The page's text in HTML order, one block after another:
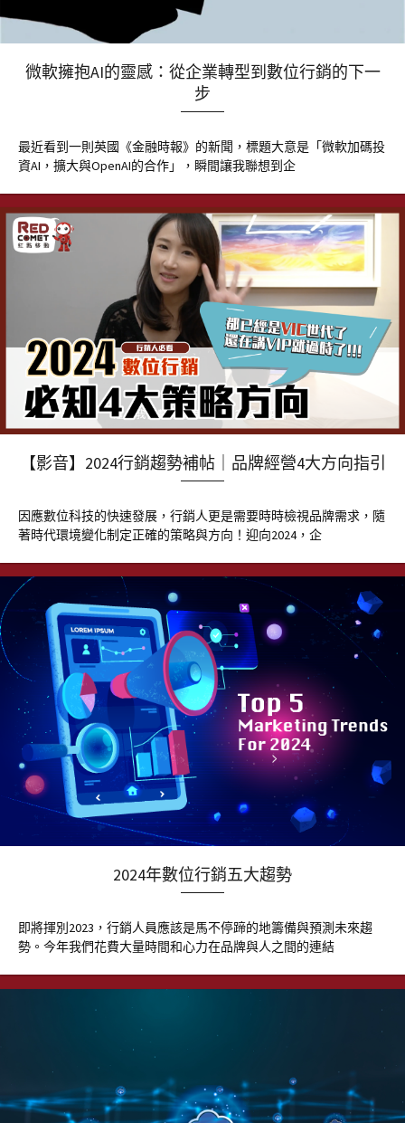
微軟擁抱AI的靈感：從企業轉型到數位行銷的下一
步
最近看到一則英國《金融時報》的新聞，標題大意是「微軟加碼投
資AI，擴大與OpenAI的合作」，瞬間讓我聯想到企
【影音】2024行銷趨勢補帖｜品牌經營4大方向指引
因應數位科技的快速發展，行銷人更是需要時時檢視品牌需求，隨
著時代環境變化制定正確的策略與方向！迎向2024，企
2024年數位行銷五大趨勢
即將揮別2023，行銷人員應該是馬不停蹄的地籌備與預測未來趨
勢。今年我們花費大量時間和心力在品牌與人之間的連結